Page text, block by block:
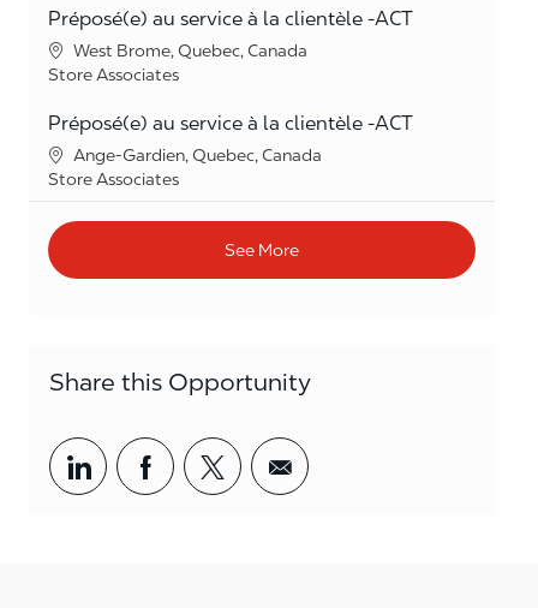
Préposé(e) au service à la clientèle -ACT
Location
West Brome, Quebec, Canada
Category
Store Associates
Préposé(e) au service à la clientèle -ACT
Location
Ange-Gardien, Quebec, Canada
Category
Store Associates
See More
Share this Opportunity
Share via LinkedIn
Share via Facebook
Share via twitter
Share via email